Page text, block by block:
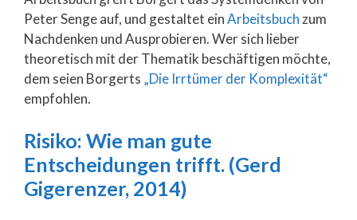
Peter Senge auf, und gestaltet einArbeitsbuch zum
Nachdenken und Ausprobieren. Wer sich lieber
theoretisch mit der Thematik beschäftigen möchte,
dem seien Borgerts „Die Irrtümer der Komplexität“
empfohlen.
Risiko: Wie man gute
Entscheidungen trifft. (Gerd
Gigerenzer, 2014)